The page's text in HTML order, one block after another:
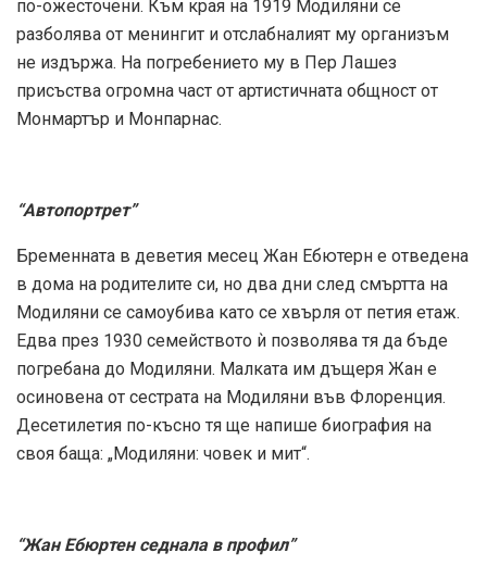
по-ожесточени. Към края на 1919 Модиляни се
разболява от менингит и отслабналият му организъм
не издържа. На погребението му в Пер Лашез
присъства огромна част от артистичната общност от
Монмартър и Монпарнас.
“Автопортрет”
Бременната в деветия месец Жан Ебютерн е отведена
в дома на родителите си, но два дни след смъртта на
Модиляни се самоубива като се хвърля от петия етаж.
Едва през 1930 семейството ѝ позволява тя да бъде
погребана до Модиляни. Малката им дъщеря Жан е
осиновена от сестрата на Модиляни във Флоренция.
Десетилетия по-късно тя ще напише биография на
своя баща: „Модиляни: човек и мит“.
“Жан Ебюртен седнала в профил”